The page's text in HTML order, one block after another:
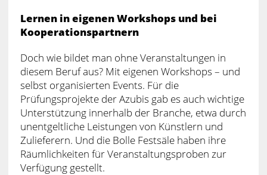
Lernen in eigenen Workshops und bei
Kooperationspartnern
Doch wie bildet man ohne Veranstaltungen in
diesem Beruf aus? Mit eigenen Workshops – und
selbst organisierten Events. Für die
Prüfungsprojekte der Azubis gab es auch wichtige
Unterstützung innerhalb der Branche, etwa durch
unentgeltliche Leistungen von Künstlern und
Zulieferern. Und die Bolle Festsäle haben ihre
Räumlichkeiten für Veranstaltungsproben zur
Verfügung gestellt.